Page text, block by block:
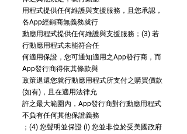
用程式提供任何維護與支援服務，且您承認，
各App經銷商無義務就行
動應用程式提供任何維護與支援服務；(3) 若
行動應用程式未能符合任
何適用保證，您可通知適用之App發行商，而
App發行商得依其條款與
政策退還您就行動應用程式所支付之購買價款
(如有)，且在適用法律允
許之最大範圍內，App發行商對行動應用程式
不負有任何其他保證義務
；(4) 您聲明並保證 (i) 您並非位於受美國政府